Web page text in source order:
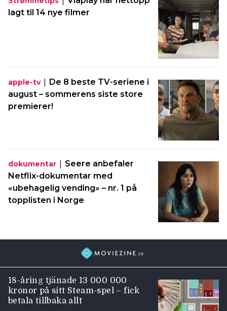
lagt til 14 nye filmer
apple-tv| De 8 beste TV-seriene i
august – sommerens siste store
premierer!
dokumentar | Seere anbefaler
Netflix-dokumentar med
«ubehagelig vending» – nr. 1 på
topplisten i Norge
18-åring tjänade 13 000 000
kronor på sitt Steam-spel – fick
betala tillbaka allt